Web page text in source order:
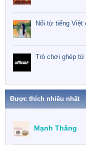
Nối từ tiếng Việt
Trò chơi ghép từ
Được thích nhiều nhất
Mạnh Thăng